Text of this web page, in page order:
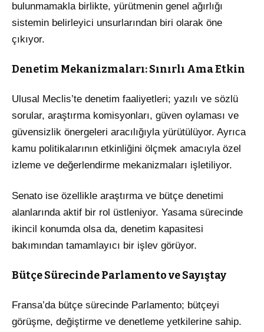
bulunmamakla birlikte, yürütmenin genel ağırlığı
sistemin belirleyici unsurlarından biri olarak öne
çıkıyor.
Denetim Mekanizmaları: Sınırlı Ama Etkin
Ulusal Meclis’te denetim faaliyetleri; yazılı ve sözlü
sorular, araştırma komisyonları, güven oylaması ve
güvensizlik önergeleri aracılığıyla yürütülüyor. Ayrıca
kamu politikalarının etkinliğini ölçmek amacıyla özel
izleme ve değerlendirme mekanizmaları işletiliyor.
Senato ise özellikle araştırma ve bütçe denetimi
alanlarında aktif bir rol üstleniyor. Yasama sürecinde
ikincil konumda olsa da, denetim kapasitesi
bakımından tamamlayıcı bir işlev görüyor.
Bütçe Sürecinde Parlamento ve Sayıştay
Fransa’da bütçe sürecinde Parlamento; bütçeyi
görüşme, değiştirme ve denetleme yetkilerine sahip.